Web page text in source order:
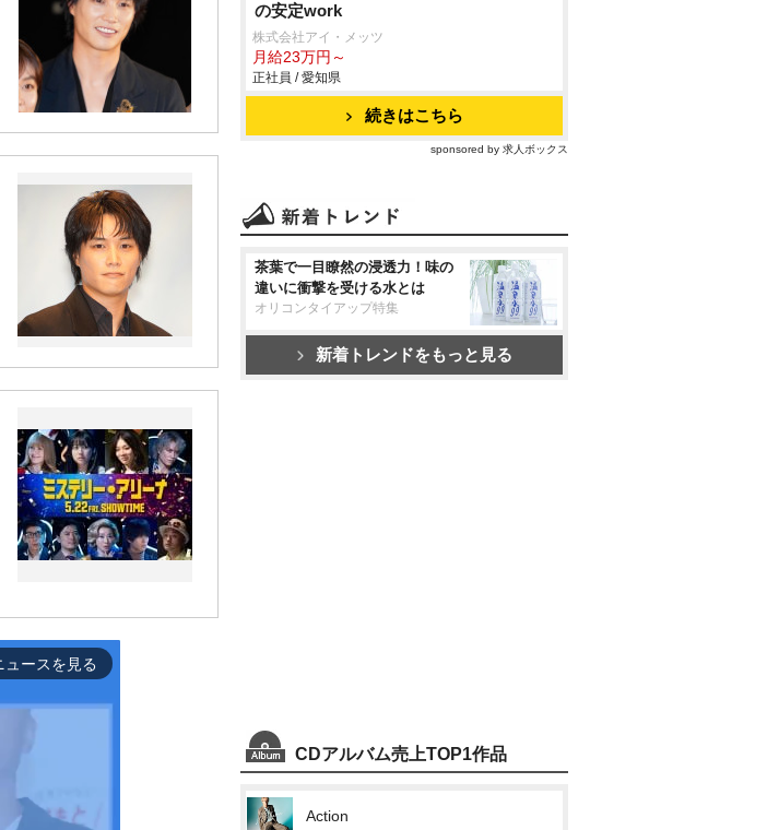
ュースを見る
の安定work
株式会社アイ・メッツ
月給23万円～
正社員 / 愛知県
続きはこちら
sponsored by 求人ボックス
茶葉で一目瞭然の浸透力！味の
違いに衝撃を受ける水とは
オリコンタイアップ特集
新着トレンドをもっと見る
CDアルバム売上TOP1作品
Action